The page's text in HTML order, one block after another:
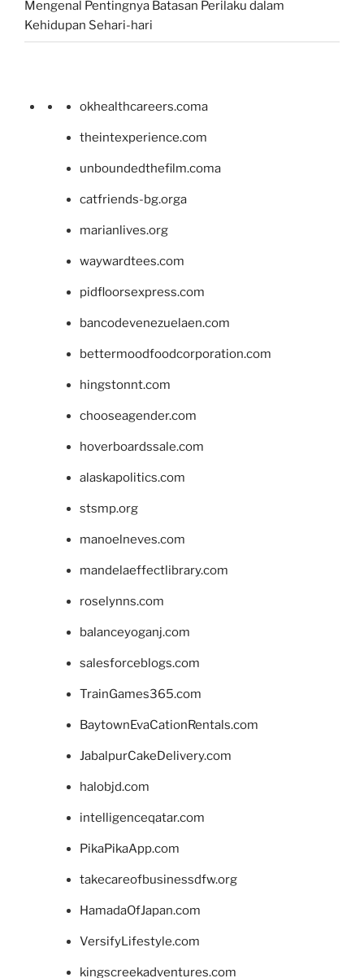
Mengenal Pentingnya Batasan Perilaku dalam
Kehidupan Sehari-hari
okhealthcareers.coma
theintexperience.com
unboundedthefilm.coma
catfriends-bg.orga
marianlives.org
waywardtees.com
pidfloorsexpress.com
bancodevenezuelaen.com
bettermoodfoodcorporation.com
hingstonnt.com
chooseagender.com
hoverboardssale.com
alaskapolitics.com
stsmp.org
manoelneves.com
mandelaeffectlibrary.com
roselynns.com
balanceyoganj.com
salesforceblogs.com
TrainGames365.com
BaytownEvaCationRentals.com
JabalpurCakeDelivery.com
halobjd.com
intelligenceqatar.com
PikaPikaApp.com
takecareofbusinessdfw.org
HamadaOfJapan.com
VersifyLifestyle.com
kingscreekadventures.com